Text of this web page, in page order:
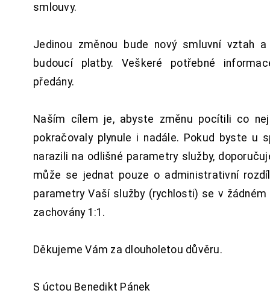
smlouvy.
Jedinou změnou bude nový smluvní vztah
budoucí platby. Veškeré potřebné
předány.
Naším cílem je, abyste změnu pocítili co
pokračovaly plynule i nadále. Pokud byste u
narazili na odlišné parametry služby,
může se jednat pouze o administrativní
parametry Vaší služby (rychlosti) se v
zachovány 1:1.
Děkujeme Vám za dlouholetou důvěru.
S úctou Benedikt Pánek